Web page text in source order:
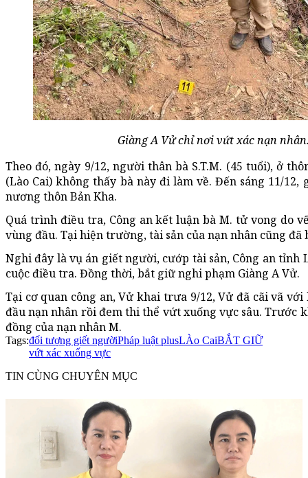
Giàng A Vử chỉ nơi vứt xác nạn
Theo đó, ngày 9/12, người thân bà S.T.M. (45 tuổi), ở
(Lào Cai) không thấy bà này đi làm về. Đến sáng 11/
nương thôn Bản Kha.
Quá trình điều tra, Công an kết luận bà M. tử vong do
vùng đầu. Tại hiện trường, tài sản của nạn nhân cũng đã
Nghi đây là vụ án giết người, cướp tài sản, Công an tỉnh
cuộc điều tra. Đồng thời, bắt giữ nghi phạm Giàng A Vử.
Tại cơ quan công an, Vử khai trưa 9/12, Vử đã cãi vã
đầu nạn nhân rồi đem thi thể vứt xuống vực sâu. Trước
đồng của nạn nhân M.
Tags:đối tượng giết ngườiPháp luật plusLÀo CaiBẮT GIỮ
vứt xác xuống vực
TIN CÙNG CHUYÊN MỤC